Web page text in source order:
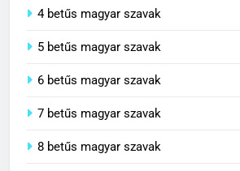
4 betűs magyar szavak
5 betűs magyar szavak
6 betűs magyar szavak
7 betűs magyar szavak
8 betűs magyar szavak